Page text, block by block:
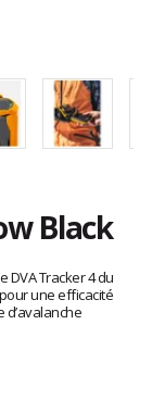
Black
DVA Tracker 4 du
une efficacité